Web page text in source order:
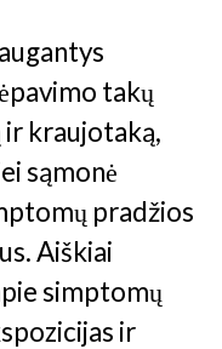
takų
ir kraujotaką,
sąmonė
pradžios
Aiškiai
simptomų
ir